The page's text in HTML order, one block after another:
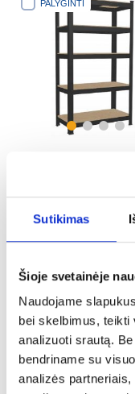
Sutikimas
Šioje svetainėje
Naudojame
bei skelbimus, teikti
analizuoti srautą.
bendriname su
analizės
PALYGINTI
35,00 €
PALYGINTI